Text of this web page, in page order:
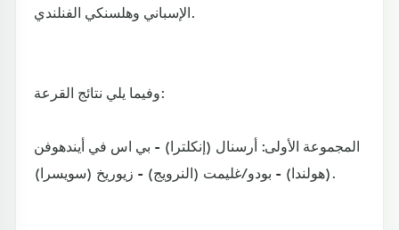
الإسباني وهلسنكي الفنلندي.
وفيما يلي نتائج القرعة:
المجموعة الأولى: أرسنال (إنكلترا) - بي اس في أيندهوفن
(هولندا) - بودو/غليمت (النرويج) - زيوريخ (سويسرا).